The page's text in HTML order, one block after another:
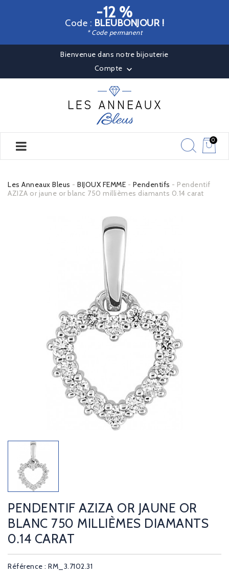
-12 %
Code : BLEUBONJOUR !
* Code permanent
Bienvenue dans notre bijouterie
Compte 
0
Les Anneaux Bleus BIJOUX FEMME Pendentifs
Pendentif
AZIZA or jaune or blanc 750 millièmes diamants 0.14 carat
PENDENTIF AZIZA OR JAUNE OR
BLANC 750 MILLIÈMES DIAMANTS
0.14 CARAT
Référence : RM_3.7102.31